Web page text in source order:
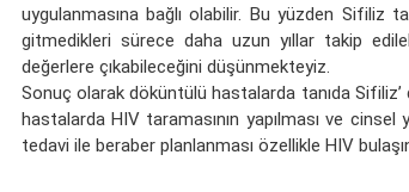
uygulanmasına bağlı olabilir. Bu yüzden Sifiliz
gitmedikleri sürece daha uzun yıllar takip
değerlere çıkabileceğini düşünmekteyiz.
Sonuç olarak döküntülü hastalarda tanıda
hastalarda HIV taramasının yapılması ve
tedavi ile beraber planlanması özellikle HIV